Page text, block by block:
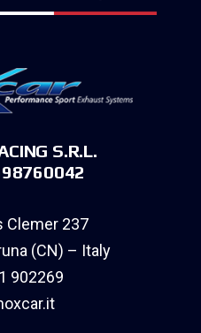
S.R.L.
Clemer 237
(CN) – Italy
902269